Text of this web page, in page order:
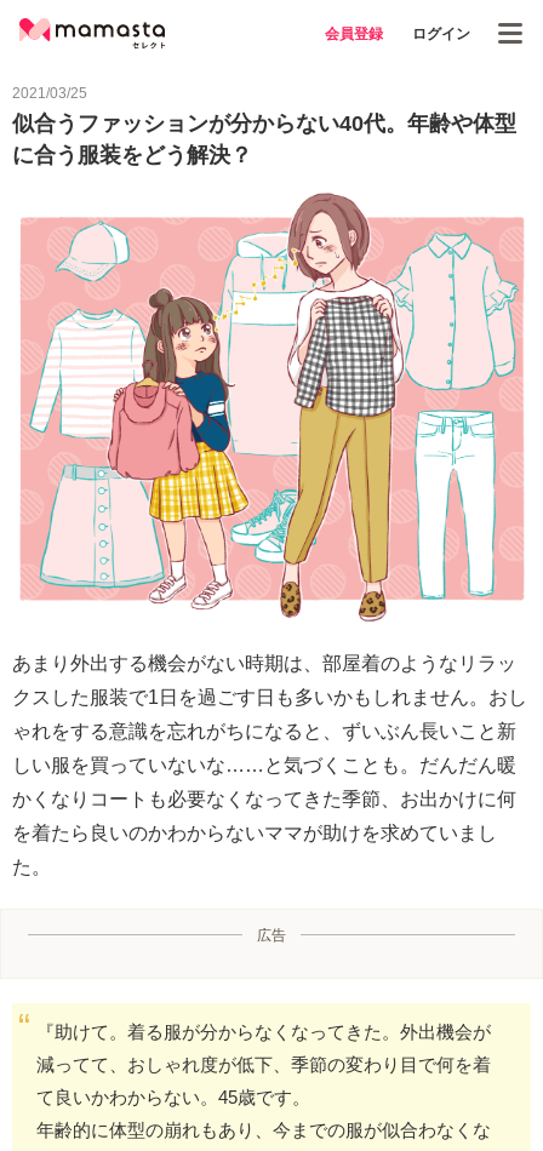
会員登録 ログイン
2021/03/25
似合うファッションが分からない40代。年齢や体型
に合う服装をどう解決？
あまり外出する機会がない時期は、部屋着のようなリラッ
クスした服装で1日を過ごす日も多いかもしれません。おし
ゃれをする意識を忘れがちになると、ずいぶん長いこと新
しい服を買っていないな……と気づくことも。だんだん暖
かくなりコートも必要なくなってきた季節、お出かけに何
を着たら良いのかわからないママが助けを求めていまし
た。
広告
『助けて。着る服が分からなくなってきた。外出機会が
減ってて、おしゃれ度が低下、季節の変わり目で何を着
て良いかわからない。45歳です。
年齢的に体型の崩れもあり、今までの服が似合わなくな